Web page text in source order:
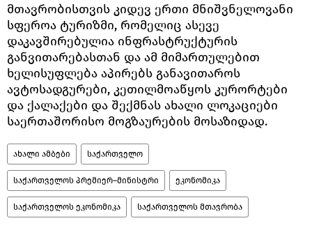
მთავრობისთვის კიდევ ერთი მნიშვნელოვანი
სფეროა ტურიზმი, რომელიც ასევე
დაკავშირებულია ინფრასტრუქტურის
განვითარებასთან და ამ მიმართულებით
ხელისუფლება აპირებს განავითაროს
ავტოსადგურები, კეთილმოაწყოს კურორტები
და ქალაქები და შექმნას ახალი ლოკაციები
საერთაშორისო მოგზაურების მოსაზიდად.
ახალი ამბები საქართველო
საქართველოს პრემიერ–მინისტრი ეკონომიკა
საქართველოს ეკონომიკა საქართველოს მთავრობა